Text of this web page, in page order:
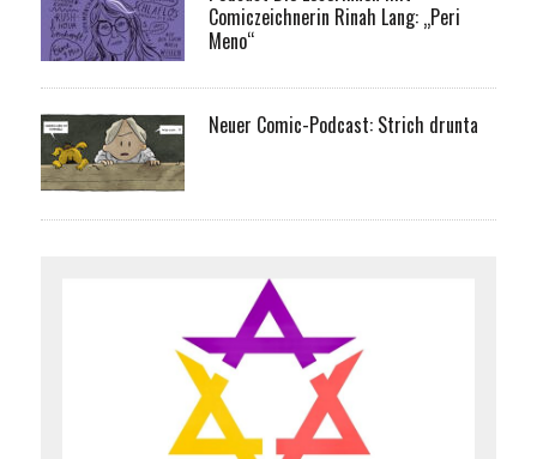
Comiczeichnerin Rinah Lang: „Peri
Meno“
Neuer Comic-Podcast: Strich drunta